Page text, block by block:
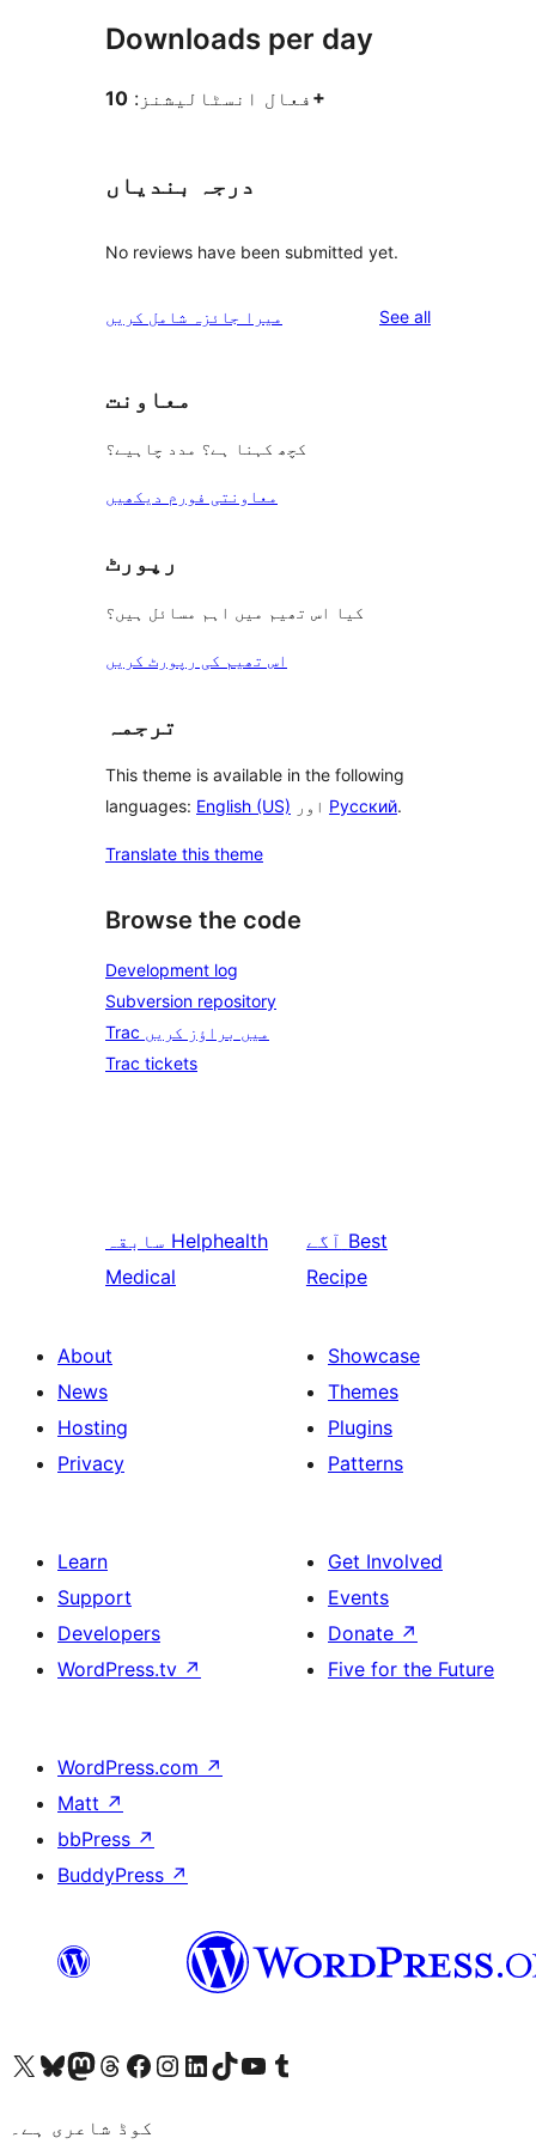
Downloads per day
فعال انسٹالیشنز: 10+
درجہ بندیاں
No reviews have been submitted yet.
میرا جائزہ شامل کریں See allreviews
معاونت
کچھ کہنا ہے؟ مدد چاہیے؟
معاونتی فورم دیکھیں
رپورٹ
کیا اس تھیم میں اہم مسائل ہیں؟
اس تھیم کی رپورٹ کریں
ترجمہ
This theme is available in the following
languages: English (US) Русский.
Translate this theme
Browse the code
Development log
Subversion repository
Trac میں براؤز کریں
Trac tickets
سابقہ Helphealth
Medical
آگے Best
Recipe
About
News
Hosting
Privacy
Showcase
Themes
Plugins
Patterns
Learn
Support
Developers
WordPress.tv ↗
Get Involved
Events
Donate ↗
Five for the Future
WordPress.com ↗
Matt ↗
bbPress ↗
BuddyPress ↗
Visit our X (formerly Twitter) account
ہمارے بلیواسکائی اکاؤنٹ پر جائیں
Visit our Mastodon account
ہمارے ٹھریڈز اکاؤنٹ پر جائیں
Visit our Facebook page
Visit our Instagram account
Visit our LinkedIn account
ہمارے ٹک ٹاک اکاؤنٹ پر جائیں
Visit our YouTube channel
ہمارے ٹمبلر اکاؤنٹ پر جائیں
کوڈ شاعری ہے۔